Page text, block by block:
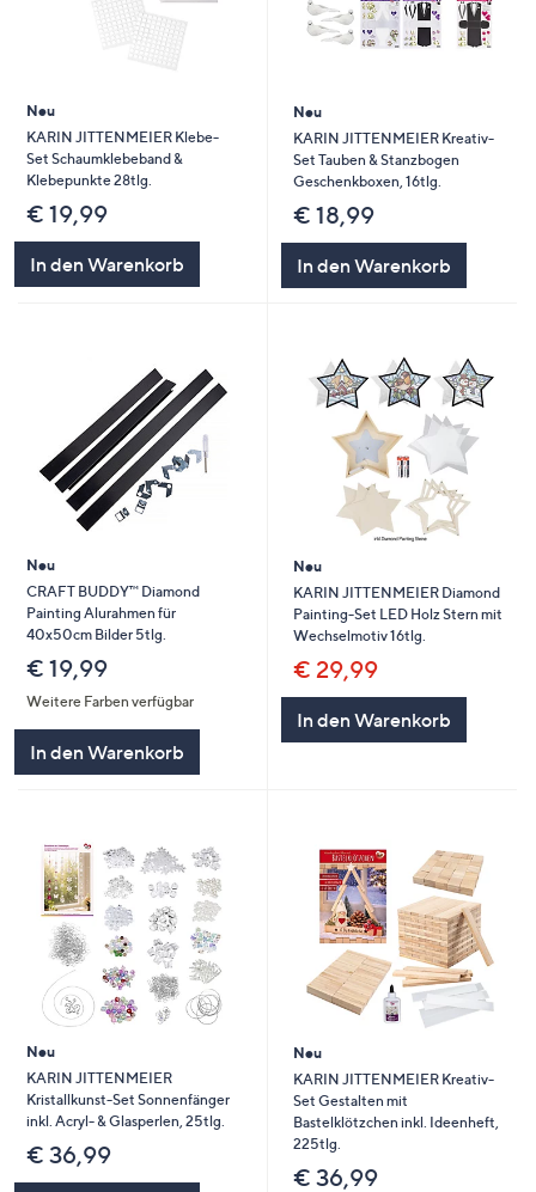
Neu
KARIN JITTENMEIER Klebe-
Set Schaumklebeband &
Klebepunkte 28tlg.
€ 19,99
In den Warenkorb
Neu
KARIN JITTENMEIER Kreativ-
Set Tauben & Stanzbogen
Geschenkboxen, 16tlg.
€ 18,99
In den Warenkorb
Neu
CRAFT BUDDY™ Diamond
Painting Alurahmen für
40x50cm Bilder 5tlg.
€ 19,99
Weitere Farben verfügbar
In den Warenkorb
Neu
KARIN JITTENMEIER Diamond
Painting-Set LED Holz Stern mit
Wechselmotiv 16tlg.
€ 29,99
In den Warenkorb
Neu
KARIN JITTENMEIER
Kristallkunst-Set Sonnenfänger
inkl. Acryl- & Glasperlen, 25tlg.
€ 36,99
Neu
KARIN JITTENMEIER Kreativ-
Set Gestalten mit
Bastelklötzchen inkl. Ideenheft,
225tlg.
€ 36,99